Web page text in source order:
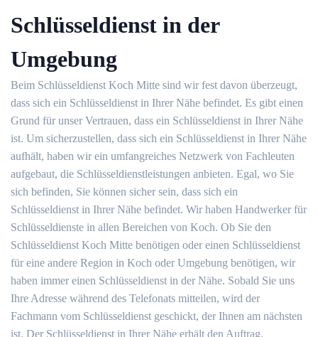
Schlüsseldienst in der
Umgebung
Beim Schlüsseldienst Koch Mitte sind wir fest davon überzeugt,
dass sich ein Schlüsseldienst in Ihrer Nähe befindet. Es gibt einen
Grund für unser Vertrauen, dass ein Schlüsseldienst in Ihrer Nähe
ist. Um sicherzustellen, dass sich ein Schlüsseldienst in Ihrer Nähe
aufhält, haben wir ein umfangreiches Netzwerk von Fachleuten
aufgebaut, die Schlüsseldienstleistungen anbieten. Egal, wo Sie
sich befinden, Sie können sicher sein, dass sich ein
Schlüsseldienst in Ihrer Nähe befindet. Wir haben Handwerker für
Schlüsseldienste in allen Bereichen von Koch. Ob Sie den
Schlüsseldienst Koch Mitte benötigen oder einen Schlüsseldienst
für eine andere Region in Koch oder Umgebung benötigen, wir
haben immer einen Schlüsseldienst in der Nähe. Sobald Sie uns
Ihre Adresse während des Telefonats mitteilen, wird der
Fachmann vom Schlüsseldienst geschickt, der Ihnen am nächsten
ist. Der Schlüsseldienst in Ihrer Nähe erhält den Auftrag.